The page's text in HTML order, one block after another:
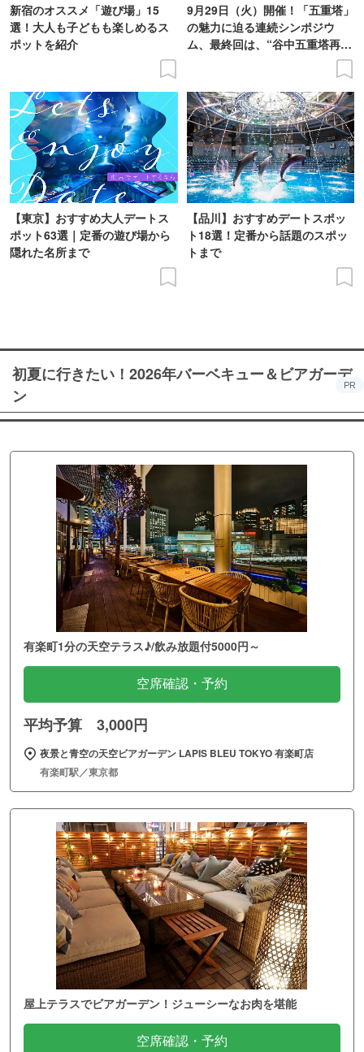
新宿のオススメ「遊び場」15
選！大人も子どもも楽しめるス
ポットを紹介
9月29日（火）開催！「五重塔」
の魅力に迫る連続シンポジウ
ム、最終回は、“谷中五重塔再建
【東京】おすすめ大人デートス
ポット63選｜定番の遊び場から
隠れた名所まで
【品川】おすすめデートスポッ
ト18選！定番から話題のスポッ
トまで
初夏に行きたい！2026年バーベキュー＆ビアガーデ
ン
PR
有楽町1分の天空テラス♪/飲み放題付5000円～
空席確認・予約
平均予算 3,000円
夜景と青空の天空ビアガーデン LAPIS BLEU TOKYO 有楽町店
有楽町駅／東京都
屋上テラスでビアガーデン！ジューシーなお肉を堪能
空席確認・予約